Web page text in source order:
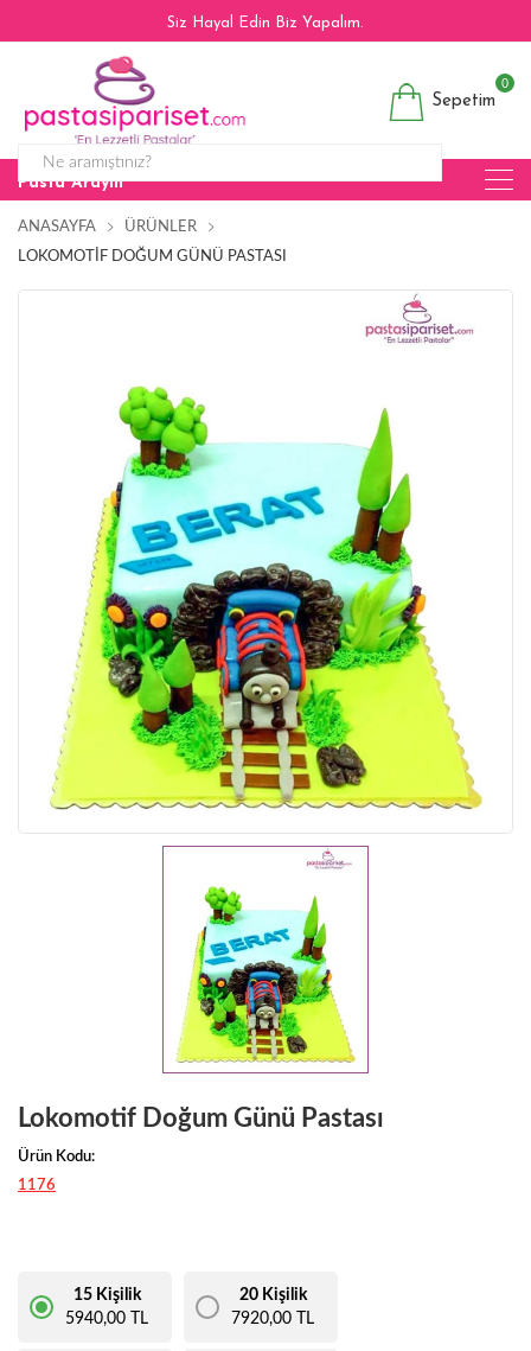
Siz Hayal Edin Biz Yapalım.
Sepetim
0
Pasta Arayın
ANASAYFA
ÜRÜNLER
LOKOMOTIF DOĞUM GÜNÜ PASTASI
Lokomotif Doğum Günü Pastası
Ürün Kodu:
1176
15 Kişilik
5940,00 TL
20 Kişilik
7920,00 TL